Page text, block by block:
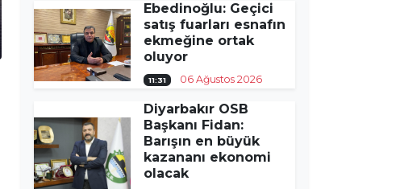
Ebedinoğlu: Geçici
satış fuarları esnafın
ekmeğine ortak
oluyor
11:31 06 Ağustos 2026
Diyarbakır OSB
Başkanı Fidan:
Barışın en büyük
kazananı ekonomi
olacak